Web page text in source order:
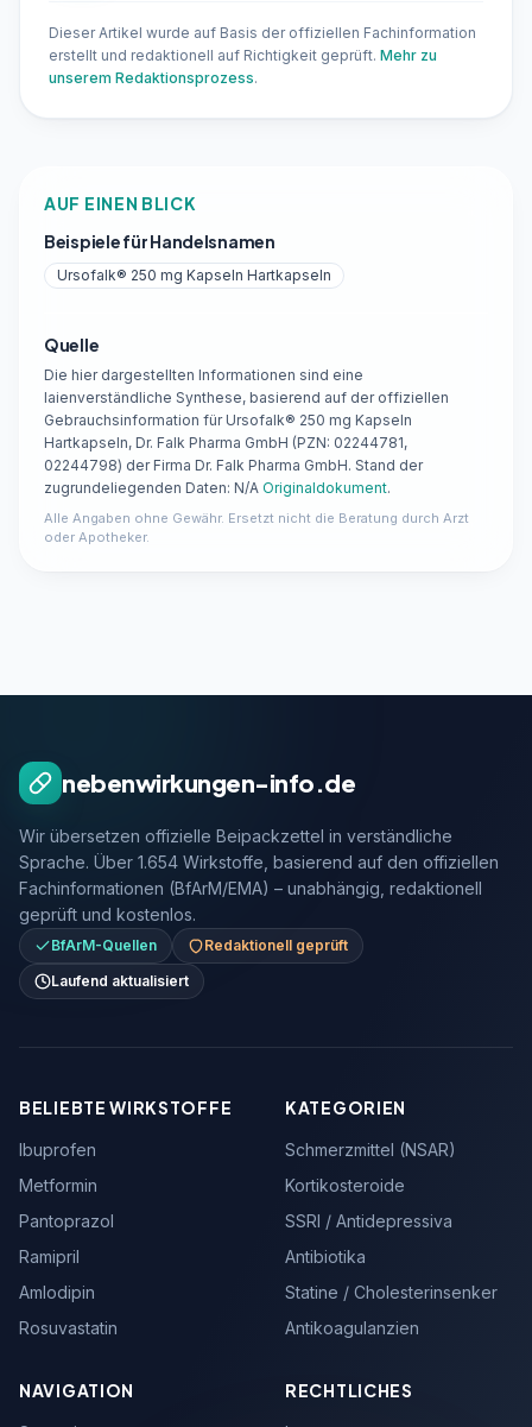
Dieser Artikel wurde auf Basis der offiziellen Fachinformation
erstellt und redaktionell auf Richtigkeit geprüft. Mehr zu
unserem Redaktionsprozess.
AUF EINEN BLICK
Beispiele für Handelsnamen
Ursofalk® 250 mg Kapseln Hartkapseln
Quelle
Die hier dargestellten Informationen sind eine
laienverständliche Synthese, basierend auf der offiziellen
Gebrauchsinformation für Ursofalk® 250 mg Kapseln
Hartkapseln, Dr. Falk Pharma GmbH (PZN: 02244781,
02244798) der Firma Dr. Falk Pharma GmbH. Stand der
zugrundeliegenden Daten: N/A Originaldokument.
Alle Angaben ohne Gewähr. Ersetzt nicht die Beratung durch Arzt
oder Apotheker.
nebenwirkungen-info.de
Wir übersetzen offizielle Beipackzettel in verständliche
Sprache. Über 1.654 Wirkstoffe, basierend auf den offiziellen
Fachinformationen (BfArM/EMA) – unabhängig, redaktionell
geprüft und kostenlos.
BfArM-Quellen
Redaktionell geprüft
Laufend aktualisiert
BELIEBTE WIRKSTOFFE
Ibuprofen
Metformin
Pantoprazol
Ramipril
Amlodipin
Rosuvastatin
KATEGORIEN
Schmerzmittel (NSAR)
Kortikosteroide
SSRI / Antidepressiva
Antibiotika
Statine / Cholesterinsenker
Antikoagulanzien
NAVIGATION RECHTLICHES